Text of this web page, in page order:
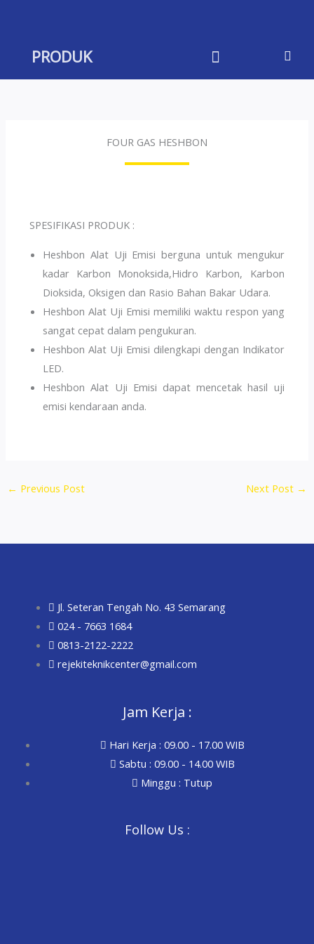
PRODUK
FOUR GAS HESHBON
SPESIFIKASI PRODUK :
Heshbon Alat Uji Emisi berguna untuk mengukur
kadar Karbon Monoksida,Hidro Karbon, Karbon
Dioksida, Oksigen dan Rasio Bahan Bakar Udara.
Heshbon Alat Uji Emisi memiliki waktu respon yang
sangat cepat dalam pengukuran.
Heshbon Alat Uji Emisi dilengkapi dengan Indikator
LED.
Heshbon Alat Uji Emisi dapat mencetak hasil uji
emisi kendaraan anda.
← Previous Post Next Post →
Jl. Seteran Tengah No. 43 Semarang
024 - 7663 1684
0813-2122-2222
rejekiteknikcenter@gmail.com
Jam Kerja :
Hari Kerja : 09.00 - 17.00 WIB
Sabtu : 09.00 - 14.00 WIB
Minggu : Tutup
Follow Us :